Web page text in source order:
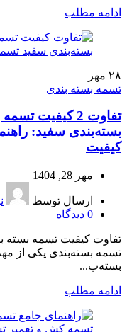
ادامه مطلب
۲۸ مهر
تسمه بسته بندی
تفاوت 2 کیفیت
بسته‌بندی سفید:
کیفیت
مهر 28, 1404
ارسال توسط
0 دیدگاه
تفاوت کیفیت تسمه بسته‌
تسمه بسته‌بندی یکی از
بسته‌ب...
ادامه مطلب